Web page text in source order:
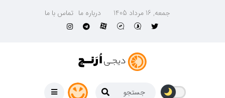
جمعه, 16 مرداد 1405 درباره ما تماس با ما